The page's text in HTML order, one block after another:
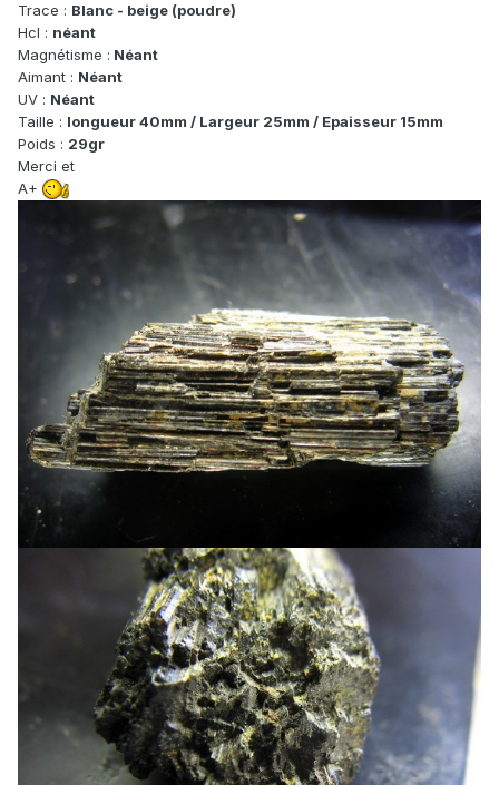
Trace : Blanc - beige (poudre)
Hcl : néant
Magnétisme : Néant
Aimant : Néant
UV : Néant
Taille : longueur 40mm / Largeur 25mm / Epaisseur 15mm
Poids : 29gr
Merci et
A+